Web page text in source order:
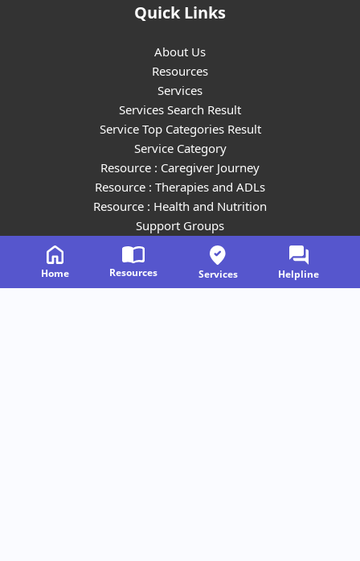
Quick Links
About Us
Resources
Services
Services Search Result
Service Top Categories Result
Service Category
Resource : Caregiver Journey
Resource : Therapies and ADLs
Resource : Health and Nutrition
Support Groups
Home Resources Services Helpline